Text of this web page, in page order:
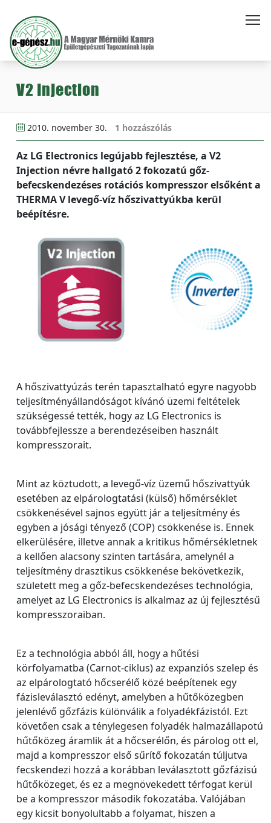
V2 Injection
2010. november 30. 1 hozzászólás
Az LG Electronics legújabb fejlesztése, a V2
Injection névre hallgató 2 fokozatú gőz-
befecskendezéses rotációs kompresszor elsőként a
THERMA V levegő-víz hőszivattyúkba kerül
beépítésre.
A hőszivattyúzás terén tapasztalható egyre nagyobb
teljesítményállandóságot kívánó üzemi feltételek
szükségessé tették, hogy az LG Electronics is
továbbfejlessze a berendezéseiben használt
kompresszorait.
Mint az köztudott, a levegő-víz üzemű hőszivattyúk
esetében az elpárologtatási (külső) hőmérséklet
csökkenésével sajnos együtt jár a teljesítmény és
egyben a jósági tényező (COP) csökkenése is. Ennek
elkerülésére, illetve annak a kritikus hőmérsékletnek
a kellően alacsony szinten tartására, amelynél a
teljesítmény drasztikus csökkenése bekövetkezik,
született meg a gőz-befecskendezéses technológia,
amelyet az LG Electronics is alkalmaz az új fejlesztésű
kompresszoraiban.
Ez a technológia abból áll, hogy a hűtési
körfolyamatba (Carnot-ciklus) az expanziós szelep és
az elpárologtató hőcserélő közé beépítenek egy
fázisleválasztó edényt, amelyben a hűtőközegben
jelenlévő gőzfázis különválik a folyadékfázistól. Ezt
követően csak a ténylegesen folyadék halmazállapotú
hűtőközeg áramlik át a hőcserélőn, és párolog ott el,
majd a kompresszor első sűrítő fokozatán túljutva
fecskendezi hozzá a korábban leválasztott gőzfázisú
hűtőközeget, és ez a megnövekedett térfogat kerül
be a kompresszor második fokozatába. Valójában
egy kicsit bonyolultabb a folyamat, hiszen a